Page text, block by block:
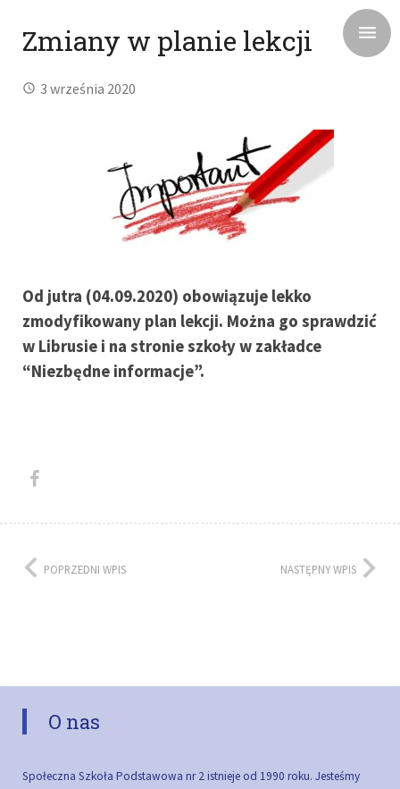
Zmiany w planie lekcji
3 września 2020
Od jutra (04.09.2020) obowiązuje lekko
zmodyfikowany plan lekcji. Można go sprawdzić
w Librusie i na stronie szkoły w zakładce
“Niezbędne informacje”.
POPRZEDNI WPIS NASTĘPNY WPIS
O nas
Społeczna Szkoła Podstawowa nr 2 istnieje od 1990 roku. Jesteśmy